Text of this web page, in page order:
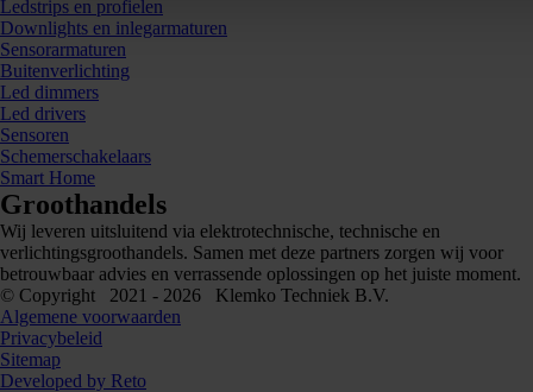
Ledstrips en profielen
Downlights en inlegarmaturen
Sensorarmaturen
Buitenverlichting
Led dimmers
Led drivers
Sensoren
Schemerschakelaars
Smart Home
Groothandels
Wij leveren uitsluitend via elektrotechnische, technische en
verlichtingsgroothandels. Samen met deze partners zorgen wij voor
betrouwbaar advies en verrassende oplossingen op het juiste moment.
© Copyright 2021 - 2026 Klemko Techniek B.V.
Algemene voorwaarden
Privacybeleid
Sitemap
Developed by Reto